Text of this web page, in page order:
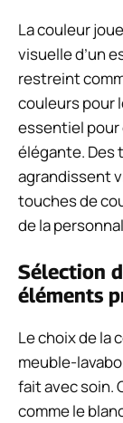
La couleur
visuelle d’un
restreint
couleurs pour
essentiel
élégante. Des
agrandissent
touches de
de la
Sélection
éléments
Le choix de la
meuble-
fait avec soin.
comme le